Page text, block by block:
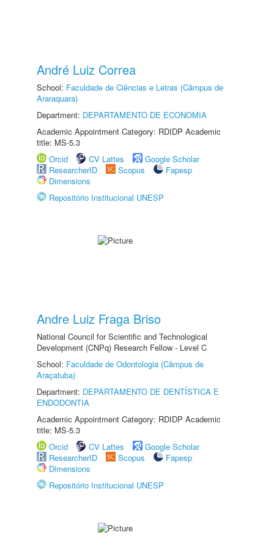
André Luiz Correa
School: Faculdade de Ciências e Letras (Câmpus de
Araraquara)
Department: DEPARTAMENTO DE ECONOMIA
Academic Appointment Category: RDIDP Academic
title: MS-5.3
Orcid
CV Lattes
Google Scholar
ResearcherID
Scopus
Fapesp
Dimensions
Repositório Institucional UNESP
Andre Luiz Fraga Briso
National Council for Scientific and Technological
Development (CNPq) Research Fellow - Level C
School: Faculdade de Odontologia (Câmpus de
Araçatuba)
Department: DEPARTAMENTO DE DENTÍSTICA E
ENDODONTIA
Academic Appointment Category: RDIDP Academic
title: MS-5.3
Orcid
CV Lattes
Google Scholar
ResearcherID
Scopus
Fapesp
Dimensions
Repositório Institucional UNESP